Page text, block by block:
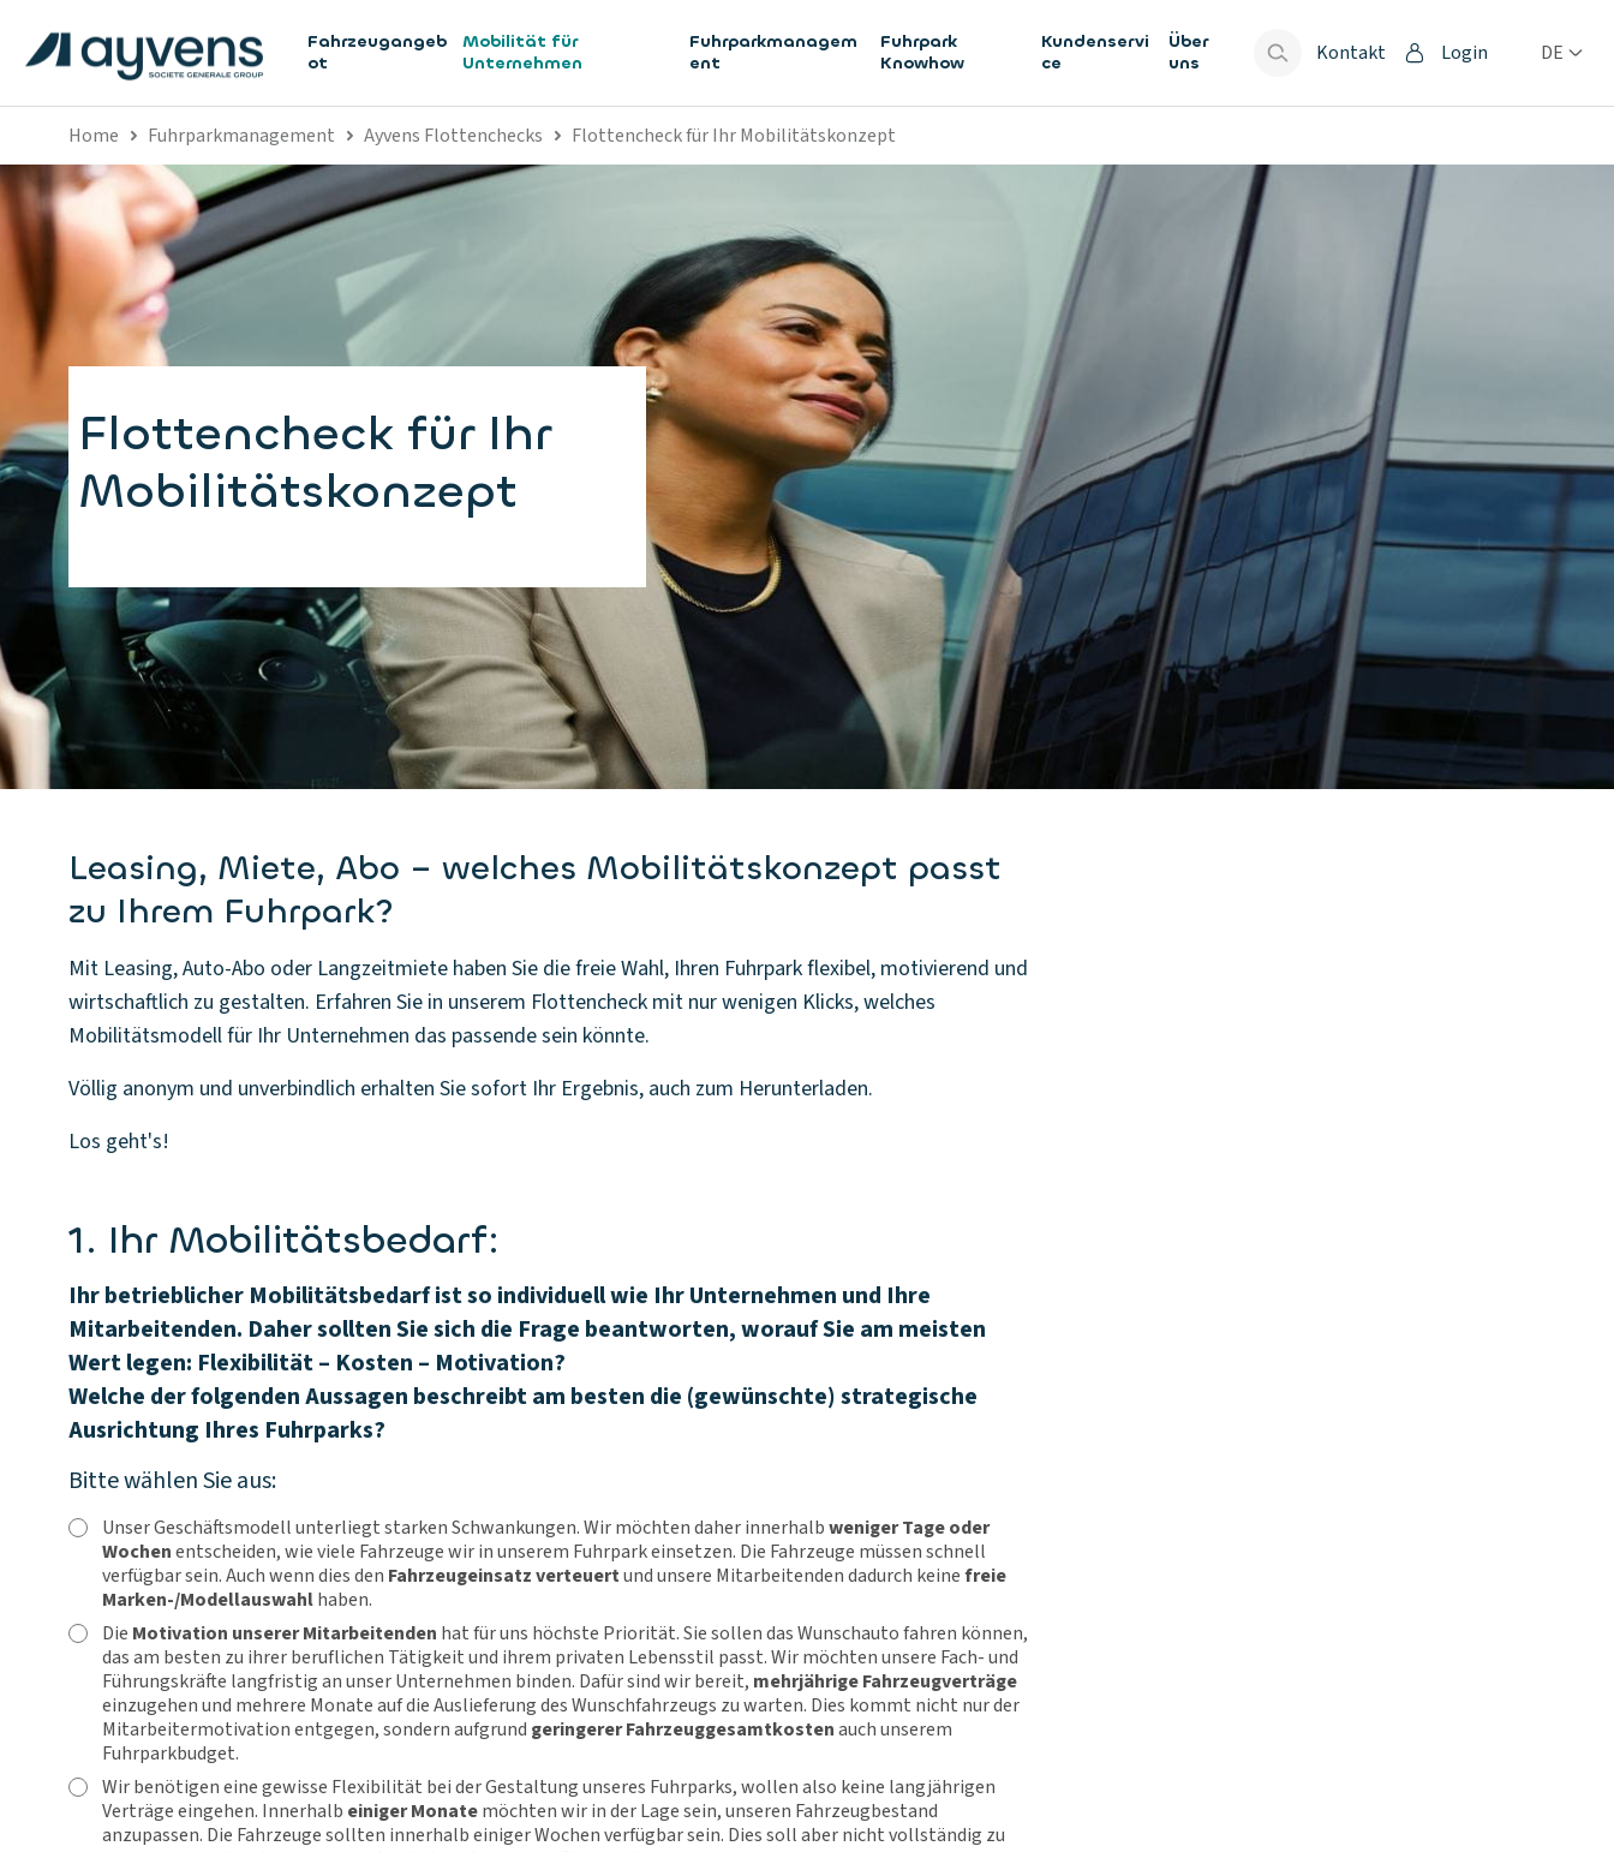
Fahrzeugangeb
ot
Mobilität für
Unternehmen
Fuhrparkmanagem
ent
Fuhrpark
Knowhow
Kundenservi
ce
Über
uns
Kontakt Login DE
Home Fuhrparkmanagement Ayvens Flottenchecks Flottencheck für Ihr Mobilitätskonzept
Flottencheck für Ihr
Mobilitätskonzept
Leasing, Miete, Abo – welches Mobilitätskonzept passt
zu Ihrem Fuhrpark?
Mit Leasing, Auto-Abo oder Langzeitmiete haben Sie die freie Wahl, Ihren Fuhrpark flexibel, motivierend und
wirtschaftlich zu gestalten. Erfahren Sie in unserem Flottencheck mit nur wenigen Klicks, welches
Mobilitätsmodell für Ihr Unternehmen das passende sein könnte.
Völlig anonym und unverbindlich erhalten Sie sofort Ihr Ergebnis, auch zum Herunterladen.
Los geht's!